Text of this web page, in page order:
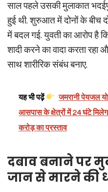
साल पहले उसकी मुलाकात
हुई थी. शुरुआत में दोनों के बीच
में बदल गई. युवती का आरोप है
शादी करने का वादा करता
साथ शारीरिक संबंध बनाए.
यह भी पढ़ें
जमरानी पेयजल
आसपास के क्षेत्रों में 24 घंटे
करोड़ का प्रस्ताव
दबाव बनाने पर
जान से मारने की